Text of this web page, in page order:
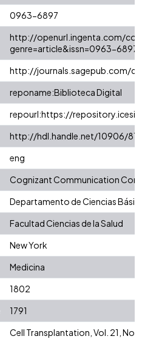
0963-6897
http://openurl.ingenta.com/
genre=article&issn=0963-
http://journals.sagepub.com/
reponame:Biblioteca Digital
repourl:https://
http://hdl.handle.net/10906/
eng
Cognizant Communication
Departamento de Ciencias
Facultad Ciencias de la Salud
New York
Medicina
1802
1791
Cell Transplantation, Vol. 21, No.